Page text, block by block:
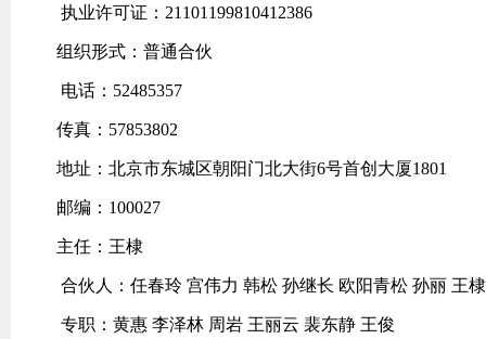
执业许可证：21101199810412386
组织形式：普通合伙
电话：52485357
传真：57853802
地址：北京市东城区朝阳门北大街6号首创大厦1801
邮编：100027
主任：王棣
合伙人：任春玲 宫伟力 韩松 孙继长 欧阳青松 孙丽 王
专职：黄惠 李泽林 周岩 王丽云 裴东静 王俊